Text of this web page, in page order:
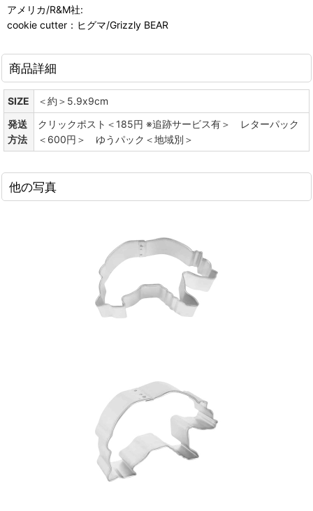
アメリカ/R&M社:
cookie cutter：ヒグマ/Grizzly BEAR
商品詳細
SIZE
＜約＞5.9x9cm
発送
方法
クリックポスト＜185円 ※追跡サービス有＞ レターパック
＜600円＞ ゆうパック＜地域別＞
他の写真